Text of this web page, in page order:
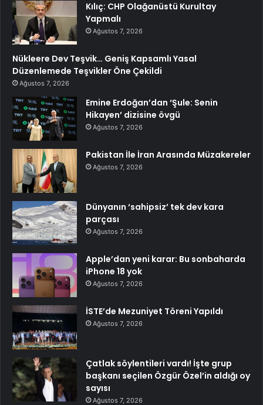
Kılıç: CHP Olağanüstü Kurultay
Yapmalı
Ağustos 7, 2026
Nükleere Dev Teşvik… Geniş Kapsamlı Yasal
Düzenlemede Teşvikler Öne Çekildi
Ağustos 7, 2026
Emine Erdoğan’dan ‘Şule: Senin
Hikayen’ dizisine övgü
Ağustos 7, 2026
Pakistan İle İran Arasında Müzakereler
Ağustos 7, 2026
Dünyanın ‘sahipsiz’ tek dev kara
parçası
Ağustos 7, 2026
Apple’dan yeni karar: Bu sonbaharda
iPhone 18 yok
Ağustos 7, 2026
İSTE’de Mezuniyet Töreni Yapıldı
Ağustos 7, 2026
Çatlak söylentileri vardı! İşte grup
başkanı seçilen Özgür Özel’in aldığı oy
sayısı
Ağustos 7, 2026